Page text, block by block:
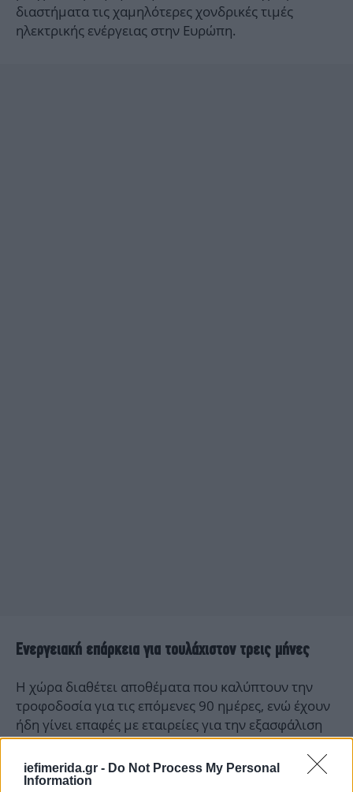
iefimerida.gr - Do Not Process My Personal
Information
διαστήματα τις χαμηλότερες χονδρικές τιμές
ηλεκτρικής ενέργειας στην Ευρώπη.
Ενεργειακή επάρκεια για τουλάχιστον τρεις μήνες
Η χώρα διαθέτει αποθέματα που καλύπτουν την
τροφοδοσία για τις επόμενες 90 ημέρες, ενώ έχουν
ήδη γίνει επαφές με εταιρείες για την εξασφάλιση
εναλλακτικών πηγών προμήθειας. Παράλληλα,
τόνισε πως η κυβέρνηση βρίσκεται σε συνεχή
επικοινωνία με την Ευρωπαϊκή Επιτροπή, ώστε τα